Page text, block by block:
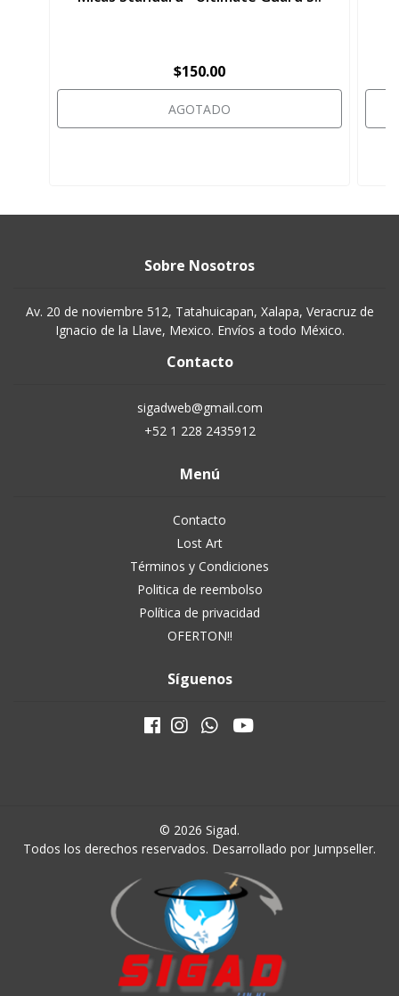
$150.00
AGOTADO
Sobre Nosotros
Av. 20 de noviembre 512, Tatahuicapan, Xalapa, Veracruz de
Ignacio de la Llave, Mexico. Envíos a todo México.
Contacto
sigadweb@gmail.com
+52 1 228 2435912
Menú
Contacto
Lost Art
Términos y Condiciones
Politica de reembolso
Política de privacidad
OFERTON!!
Síguenos
© 2026 Sigad.
Todos los derechos reservados. Desarrollado por Jumpseller.